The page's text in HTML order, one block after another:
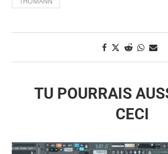
TU POURRAIS
CECI